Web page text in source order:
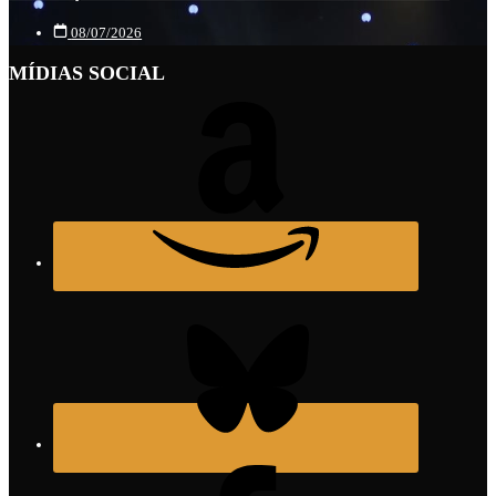
08/07/2026
MÍDIAS SOCIAL